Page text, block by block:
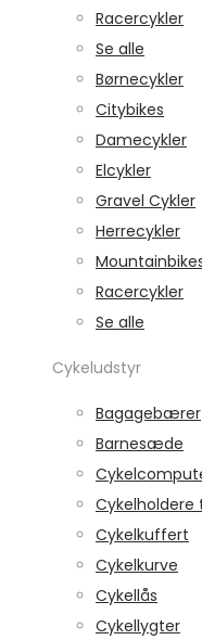
Racercykler
Se alle
Børnecykler
Citybikes
Damecykler
Elcykler
Gravel Cykler
Herrecykler
Racercykler
Se alle
Cykeludstyr
Bagagebærer
Barnesæde
Cykelholdere
Cykelkuffert
Cykelkurve
Cykellås
Cykellygter